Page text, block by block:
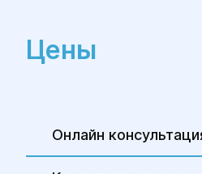
Цены
Онлайн